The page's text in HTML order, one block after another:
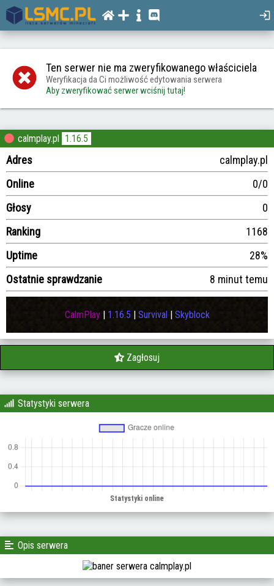
Ten serwer nie ma zweryfikowanego właściciela
Weryfikacja da Ci możliwość edytowania serwera
Aby zweryfikować serwer wciśnij tutaj!
calmplay.pl 1.16.5
Adres
calmplay.pl
Online
0/0
Głosy
0
Ranking
1168
Uptime
28%
Ostatnie sprawdzanie
8 minut temu
CalmPlay | 1.16.5 | Survival | Skyblock
Zagłosuj
Statystyki serwera
Opis serwera